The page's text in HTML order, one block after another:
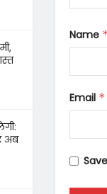
अब
Name
Email *